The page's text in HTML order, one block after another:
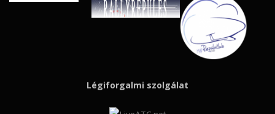
Légiforgalmi szolgálat